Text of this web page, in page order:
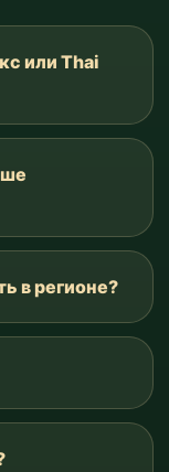
или Thai
в регионе?